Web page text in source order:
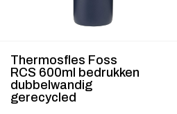
Thermosfles Foss
RCS 600ml bedrukken
dubbelwandig
gerecycled